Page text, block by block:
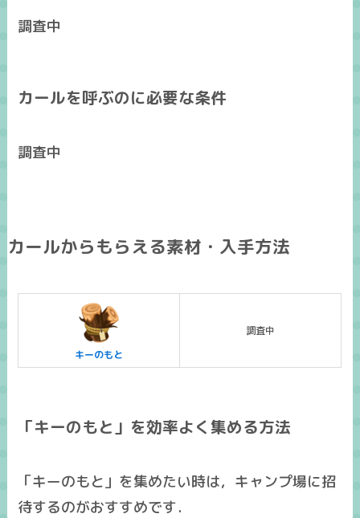
調査中
カールを呼ぶのに必要な条件
調査中
カールからもらえる素材・入手方法
キーのもと
調査中
「キーのもと」を効率よく集める方法
「キーのもと」を集めたい時は，キャンプ場に招
待するのがおすすめです．